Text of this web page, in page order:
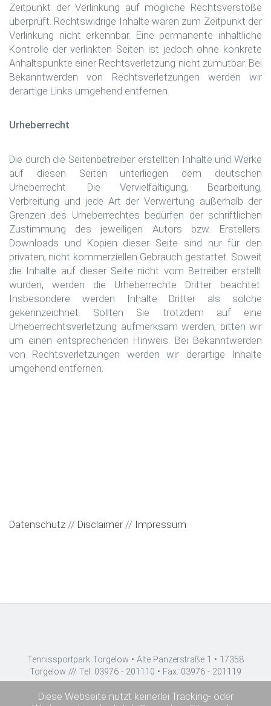
Zeitpunkt der Verlinkung auf mögliche Rechtsverstöße
überprüft. Rechtswidrige Inhalte waren zum Zeitpunkt der
Verlinkung nicht erkennbar. Eine permanente inhaltliche
Kontrolle der verlinkten Seiten ist jedoch ohne konkrete
Anhaltspunkte einer Rechtsverletzung nicht zumutbar. Bei
Bekanntwerden von Rechtsverletzungen werden wir
derartige Links umgehend entfernen.
Urheberrecht
Die durch die Seitenbetreiber erstellten Inhalte und Werke
auf diesen Seiten unterliegen dem deutschen
Urheberrecht. Die Vervielfältigung, Bearbeitung,
Verbreitung und jede Art der Verwertung außerhalb der
Grenzen des Urheberrechtes bedürfen der schriftlichen
Zustimmung des jeweiligen Autors bzw. Erstellers.
Downloads und Kopien dieser Seite sind nur für den
privaten, nicht kommerziellen Gebrauch gestattet. Soweit
die Inhalte auf dieser Seite nicht vom Betreiber erstellt
wurden, werden die Urheberrechte Dritter beachtet.
Insbesondere werden Inhalte Dritter als solche
gekennzeichnet. Sollten Sie trotzdem auf eine
Urheberrechtsverletzung aufmerksam werden, bitten wir
um einen entsprechenden Hinweis. Bei Bekanntwerden
von Rechtsverletzungen werden wir derartige Inhalte
umgehend entfernen.
Datenschutz // Disclaimer // Impressum
Tennissportpark Torgelow • Alte Panzerstraße 1 • 17358
Torgelow /// Tel: 03976 - 201110 • Fax: 03976 - 201119
Diese Webseite nutzt keinerlei Tracking- oder